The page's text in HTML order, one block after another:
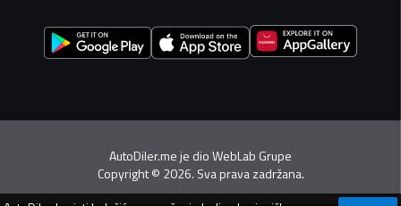
AutoDiler.me je dioWebLab Grupe
Copyright© 2026. Sva prava zadržana.